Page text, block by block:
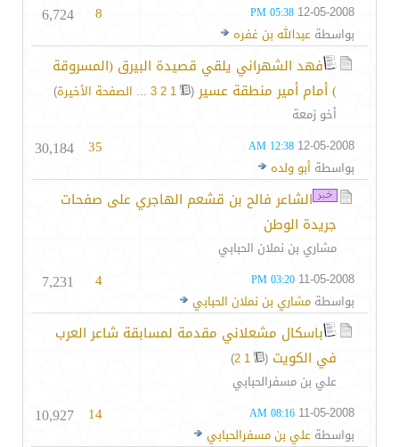
12-05-2008
05:38 PM
بواسطة عبدالله بن غفره
8
6,724
فهد الشهراني يلقي قصيدة البيرق (المسروقة
) أمام أمير منطقة عسير‏
(
1
2
3
... الصفحة الأخيرة)
أخو زمعة
12-05-2008
12:38 AM
بواسطة أبو ولده
35
30,184
الشاعر فالح بن قشعم الهاجري على صفحات
جريدة الوطن
مشاري بن نملان الحبابي
11-05-2008
03:20 PM
بواسطة مشاري بن نملان الحبابي
4
7,231
باسكال مشعلاني مقدمة لمسابقة شاعر العرب
في الكويت (
1
2
)
علي بن مسفرالحبابي
11-05-2008
08:16 AM
بواسطة علي بن مسفرالحبابي
14
10,927